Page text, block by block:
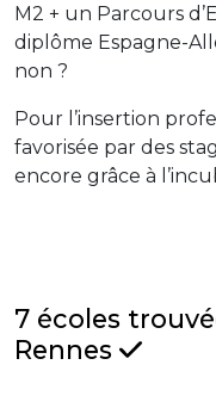
M2 + un Parcours
diplôme Espagne-
non ?
Pour l’insertion
favorisée par des
encore grâce à
7 écoles
Rennes